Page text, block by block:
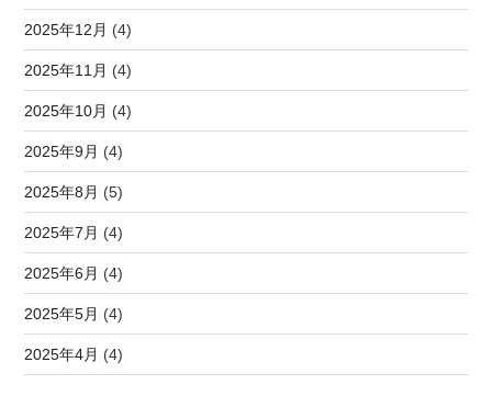
2025年12月 (4)
2025年11月 (4)
2025年10月 (4)
2025年9月 (4)
2025年8月 (5)
2025年7月 (4)
2025年6月 (4)
2025年5月 (4)
2025年4月 (4)